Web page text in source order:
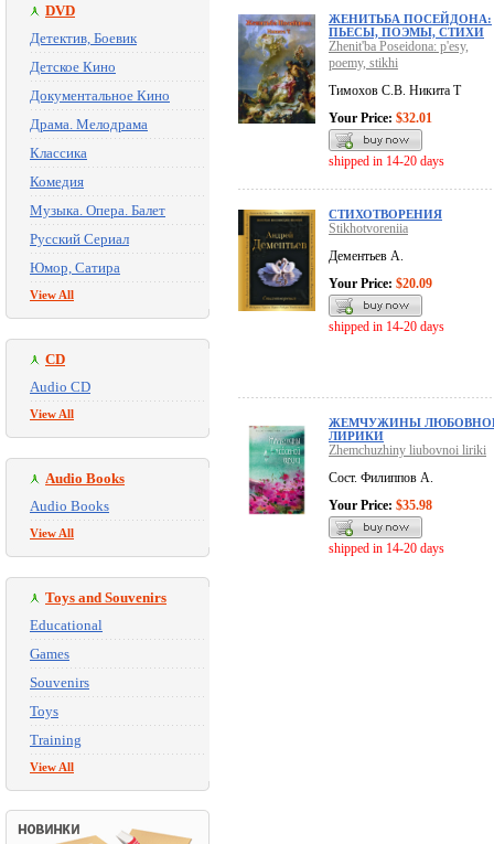
DVD
Детектив, Боевик
Детское Кино
Документальное Кино
Драма. Мелодрама
Классика
Комедия
Музыка. Опера. Балет
Русский Сериал
Юмор, Сатира
View All
CD
Audio CD
View All
Audio Books
Audio Books
View All
Toys and Souvenirs
Educational
Games
Souvenirs
Toys
Training
View All
ЖЕНИТЬБА ПОСЕЙДОНА:
ПЬЕСЫ, ПОЭМЫ, СТИХИ
Zhenit'ba Poseidona: p'esy,
poemy, stikhi
Тимохов С.В. Никита Т
Your Price: $32.01
shipped in 14-20 days
СТИХОТВОРЕНИЯ
Stikhotvoreniia
Дементьев А.
Your Price: $20.09
shipped in 14-20 days
ЖЕМЧУЖИНЫ
ЛИРИКИ
Zhemchuzhiny liubovnoi liriki
Сост. Филиппов А.
Your Price: $35.98
shipped in 14-20 days